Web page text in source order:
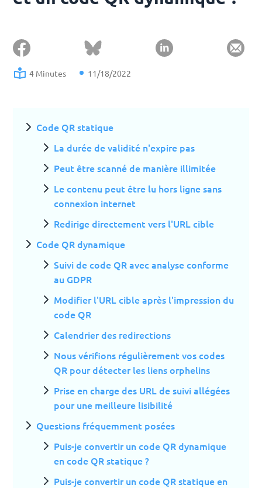
4 Minutes 11/18/2022
Code QR statique
La durée de validité n'expire pas
Peut être scanné de manière illimitée
Le contenu peut être lu hors ligne sans
connexion internet
Redirige directement vers l'URL cible
Code QR dynamique
Suivi de code QR avec analyse conforme
au GDPR
Modifier l'URL cible après l'impression du
code QR
Calendrier des redirections
Nous vérifions régulièrement vos codes
QR pour détecter les liens orphelins
Prise en charge des URL de suivi allégées
pour une meilleure lisibilité
Questions fréquemment posées
Puis-je convertir un code QR dynamique
en code QR statique ?
Puis-je convertir un code QR statique en